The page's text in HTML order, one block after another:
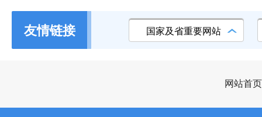
友情链接 国家及省重要网站
网站首页